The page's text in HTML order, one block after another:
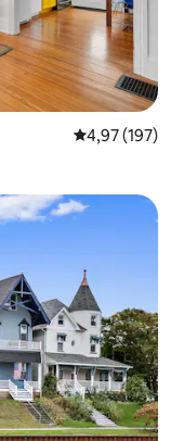
4,97 ud af 5 i
4,97 (197)